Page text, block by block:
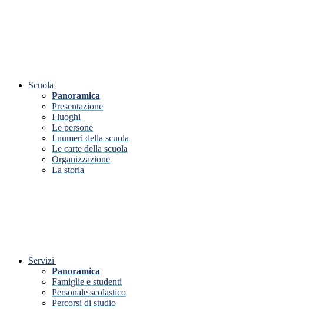
Scuola
Panoramica
Presentazione
I luoghi
Le persone
I numeri della scuola
Le carte della scuola
Organizzazione
La storia
Servizi
Panoramica
Famiglie e studenti
Personale scolastico
Percorsi di studio